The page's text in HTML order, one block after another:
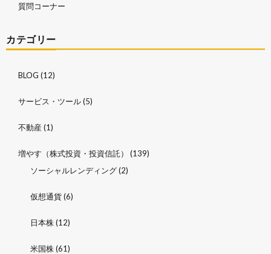
質問コーナー
カテゴリー
BLOG (12)
サービス・ツール(5)
不動産(1)
増やす（株式投資・投資信託）
(139)
ソーシャルレンディング(2)
仮想通貨(6)
日本株(12)
米国株(61)